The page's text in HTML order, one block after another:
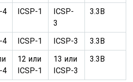
4 ICSP-1
ICSP-
3
3.3В
4 ICSP-1 ICSP-3
3.3В
4
12 или
ICSP-1
13 или
ICSP-3
3.3В